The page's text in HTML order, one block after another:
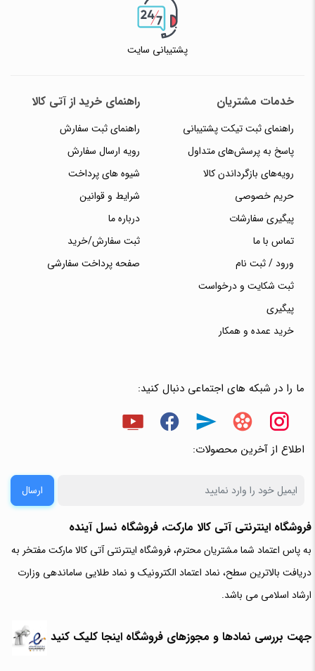
پشتیبانی سایت
خدمات مشتریان
راهنمای ثبت تیکت پشتیبانی
پاسخ به پرسش‌های متداول
رویه‌های بازگرداندن کالا
حریم خصوصی
پیگیری سفارشات
تماس با ما
ورود / ثبت نام
ثبت شکایت و درخواست
پیگیری
خرید عمده و همکار
راهنمای خرید از آتی کالا
راهنمای ثبت سفارش
رویه ارسال سفارش
شیوه های پرداخت
شرایط و قوانین
درباره ما
ثبت سفارش/خرید
صفحه پرداخت سفارشی
ما را در شبکه های اجتماعی دنبال کنید:
اطلاع از آخرین محصولات:
ارسال
فروشگاه اینترنتی آتی‌ کالا مارکت، فروشگاه نسل آینده
به پاس اعتماد شما مشتریان محترم، فروشگاه اینترنتی آتی کالا مارکت مفتخر به
دریافت بالاترین سطح، نماد اعتماد الکترونیک و نماد طلایی ساماندهی وزارت
ارشاد اسلامی می باشد.
جهت بررسی نمادها و مجوزهای فروشگاه اینجا کلیک کنید